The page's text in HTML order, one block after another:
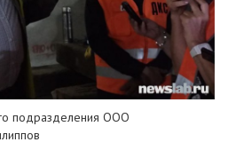
подразделения ООО